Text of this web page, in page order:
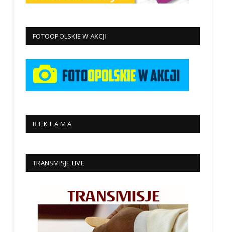
FOTOOPOLSKIE W AKCJI
R E K L A M A
TRANSMISJE LIVE